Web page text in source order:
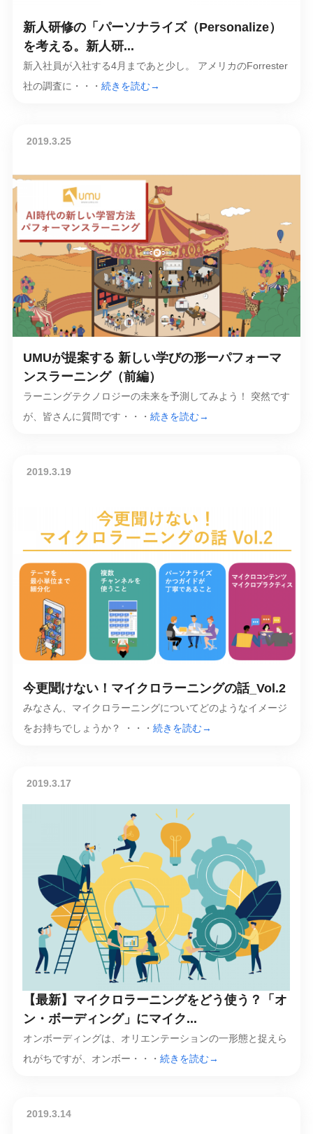
新人研修の「パーソナライズ（Personalize）
を考える。新人研...
新入社員が入社する4月まであと少し。 アメリカのForrester
社の調査に・・・ 続きを読む→
2019.3.25
UMUが提案する 新しい学びの形ーパフォーマ
ンスラーニング（前編）
ラーニングテクノロジーの未来を予測してみよう！ 突然です
が、皆さんに質問です・・・ 続きを読む→
2019.3.19
今更聞けない！マイクロラーニングの話_Vol.2
みなさん、マイクロラーニングについてどのようなイメージ
をお持ちでしょうか？ ・・・ 続きを読む→
2019.3.17
【最新】マイクロラーニングをどう使う？「オ
ン・ボーディング」にマイク...
オンボーディングは、オリエンテーションの一形態と捉えら
れがちですが、オンボー・・・ 続きを読む→
2019.3.14